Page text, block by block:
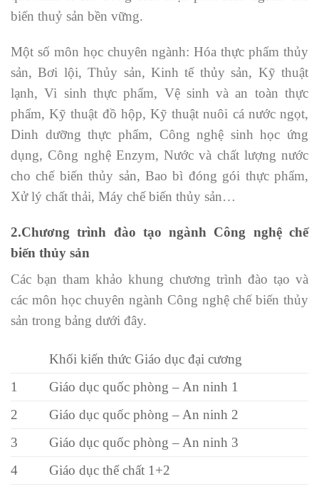
biến thuỷ sản bền vững.
Một số môn học chuyên ngành: Hóa thực phẩm thủy
sản, Bơi lội, Thủy sản, Kinh tế thủy sản, Kỹ thuật
lạnh, Vi sinh thực phẩm, Vệ sinh và an toàn thực
phẩm, Kỹ thuật đồ hộp, Kỹ thuật nuôi cá nước ngọt,
Dinh dưỡng thực phẩm, Công nghệ sinh học ứng
dụng, Công nghệ Enzym, Nước và chất lượng nước
cho chế biến thủy sản, Bao bì đóng gói thực phẩm,
Xử lý chất thải, Máy chế biến thủy sản…
2.Chương trình đào tạo ngành Công nghệ chế
biến thủy sản
Các bạn tham khảo khung chương trình đào tạo và
các môn học chuyên ngành Công nghệ chế biến thủy
sản trong bảng dưới đây.
Khối kiến thức Giáo dục đại cương
1
Giáo dục quốc phòng – An ninh 1
2
Giáo dục quốc phòng – An ninh 2
3
Giáo dục quốc phòng – An ninh 3
4
Giáo dục thể chất 1+2